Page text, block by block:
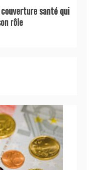
santé qui
rôle